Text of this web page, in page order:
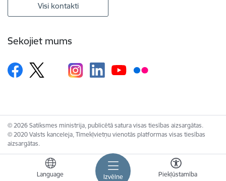
Izvēlne
Language Piekļūstamība
Visi kontakti
Sekojiet mums
© 2026 Satiksmes ministrija, publicētā satura visas tiesības aizsargātas.
© 2020 Valsts kanceleja, Tīmekļvietņu vienotās platformas visas tiesības
aizsargātas.